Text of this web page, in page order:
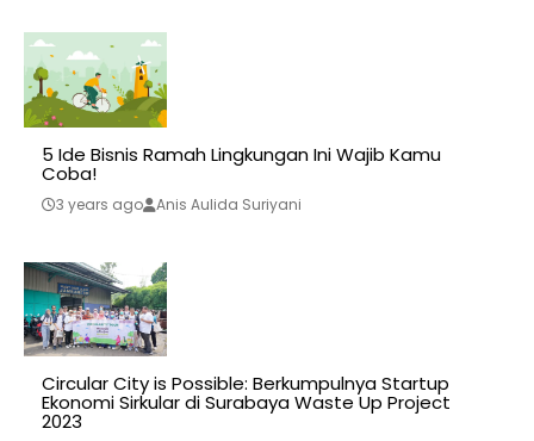
5 Ide Bisnis Ramah Lingkungan Ini Wajib Kamu
Coba!
3 years ago Anis Aulida Suriyani
Circular City is Possible: Berkumpulnya Startup
Ekonomi Sirkular di Surabaya Waste Up Project
2023